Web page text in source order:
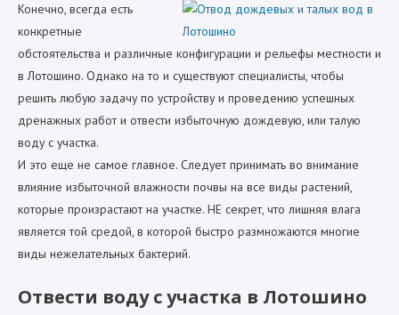
Конечно, всегда есть
конкретные
обстоятельства и различные конфигурации и рельефы местности и
в Лотошино. Однако на то и существуют специалисты, чтобы
решить любую задачу по устройству и проведению успешных
дренажных работ и отвести избыточную дождевую, или талую
воду с участка.
И это еще не самое главное. Следует принимать во внимание
влияние избыточной влажности почвы на все виды растений,
которые произрастают на участке. НЕ секрет, что лишняя влага
является той средой, в которой быстро размножаются многие
виды нежелательных бактерий.
Отвести воду с участка в Лотошино